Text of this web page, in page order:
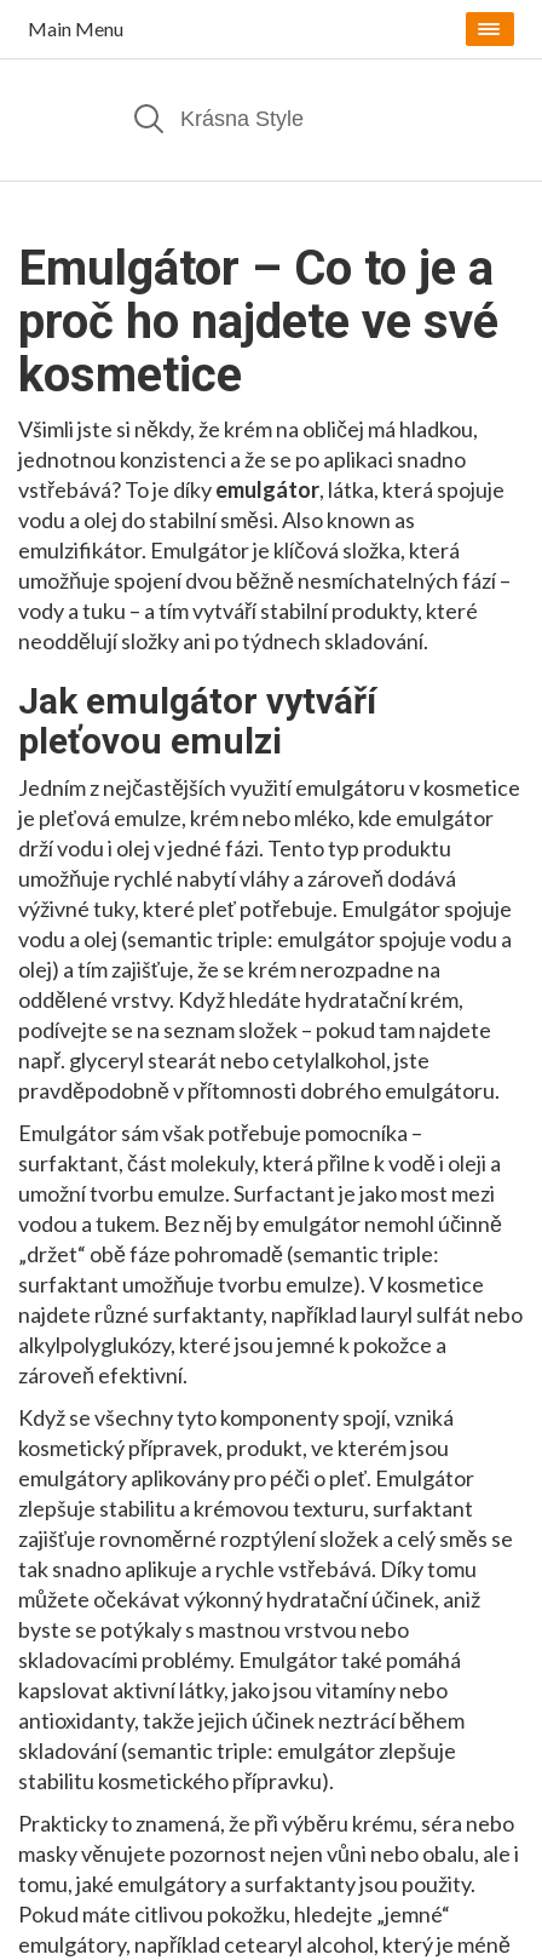
Main Menu
Emulgátor – Co to je a
proč ho najdete ve své
kosmetice
Všimli jste si někdy, že krém na obličej má hladkou,
jednotnou konzistenci a že se po aplikaci snadno
vstřebává? To je díkyemulgátor, látka, která spojuje
vodu a olej do stabilní směsi. Also known as
emulzifikátor. Emulgátor je klíčová složka, která
umožňuje spojení dvou běžně nesmíchatelných fází –
vody a tuku – a tím vytváří stabilní produkty, které
neoddělují složky ani po týdnech skladování.
Jak emulgátor vytváří
pleťovou emulzi
Jedním z nejčastějších využití emulgátoru v kosmetice
je pleťová emulze, krém nebo mléko, kde emulgátor
drží vodu i olej v jedné fázi. Tento typ produktu
umožňuje rychlé nabytí vláhy a zároveň dodává
výživné tuky, které pleť potřebuje. Emulgátor spojuje
vodu a olej (semantic triple: emulgátor spojuje vodu a
olej) a tím zajišťuje, že se krém nerozpadne na
oddělené vrstvy. Když hledáte hydratační krém,
podívejte se na seznam složek – pokud tam najdete
např. glyceryl stearát nebo cetylalkohol, jste
pravděpodobně v přítomnosti dobrého emulgátoru.
Emulgátor sám však potřebuje pomocníka –
surfaktant,část molekuly, která přilne k vodě i oleji a
umožní tvorbu emulze.Surfactant je jako most mezi
vodou a tukem. Bez něj by emulgátor nemohl účinně
„držet“ obě fáze pohromadě (semantic triple:
surfaktant umožňuje tvorbu emulze). V kosmetice
najdete různé surfaktanty, například lauryl sulfát nebo
alkylpolyglukózy, které jsou jemné k pokožce a
zároveň efektivní.
Když se všechny tyto komponenty spojí, vzniká
kosmetický přípravek, produkt, ve kterém jsou
emulgátory aplikovány pro péči o pleť. Emulgátor
zlepšuje stabilitu a krémovou texturu, surfaktant
zajišťuje rovnoměrné rozptýlení složek a celý směs se
tak snadno aplikuje a rychle vstřebává. Díky tomu
můžete očekávat výkonný hydratační účinek, aniž
byste se potýkaly s mastnou vrstvou nebo
skladovacími problémy. Emulgátor také pomáhá
kapslovat aktivní látky, jako jsou vitamíny nebo
antioxidanty, takže jejich účinek neztrácí během
skladování (semantic triple: emulgátor zlepšuje
stabilitu kosmetického přípravku).
Prakticky to znamená, že při výběru krému, séra nebo
masky věnujete pozornost nejen vůni nebo obalu, ale i
tomu, jaké emulgátory a surfaktanty jsou použity.
Pokud máte citlivou pokožku, hledejte „jemné“
emulgátory, například cetearyl alcohol, který je méně